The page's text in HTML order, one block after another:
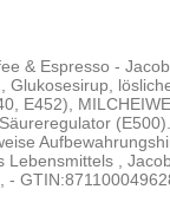
& Espresso -
Glukosesirup,
E452),
Lebensmittels ,
-